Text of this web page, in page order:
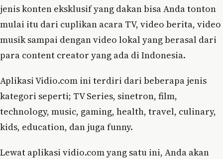
jenis konten eksklusif yang dakan bisa Anda tonton
mulai itu dari cuplikan acara TV, video berita, video
musik sampai dengan video lokal yang berasal dari
para content creator yang ada di Indonesia.
Aplikasi Vidio.com ini terdiri dari beberapa jenis
kategori seperti; TV Series, sinetron, film,
technology, music, gaming, health, travel, culinary,
kids, education, dan juga funny.
Lewat aplikasi vidio.com yang satu ini, Anda akan